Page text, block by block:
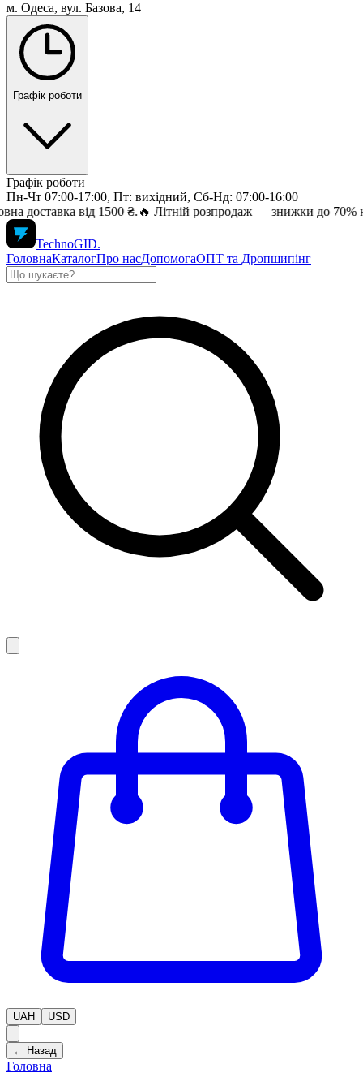
м. Одеса, вул. Базова, 14
Графік роботи
Графік роботи
Пн-Чт 07:00-17:00, Пт: вихідний, Сб-Нд: 07:00-16:00
від 1500 ₴.🔥 Літній розпродаж — знижки до 70% на топ
TechnoGID.
ГоловнаКаталогПро насДопомогаОПТ та Дропшипінг
UAH USD
← Назад
Головна